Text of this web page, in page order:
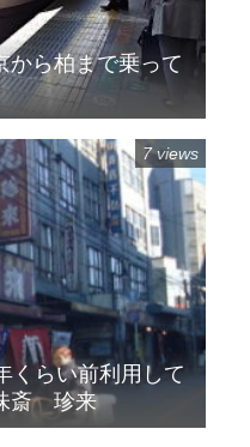
から柏まで乗って
らい前利用して
斎 珍来
7 views